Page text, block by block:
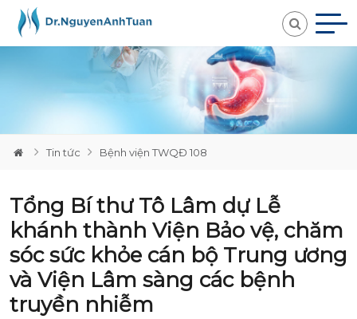
Loading...
Tin tức Bệnh viện TWQĐ 108
Tổng Bí thư Tô Lâm dự Lễ
khánh thành Viện Bảo vệ, chăm
sóc sức khỏe cán bộ Trung ương
và Viện Lâm sàng các bệnh
truyền nhiễm